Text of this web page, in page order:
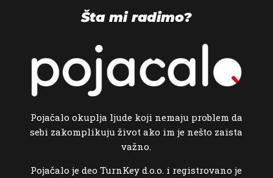
Šta mi radimo?
Pojačalo okuplja ljude koji nemaju problem da
sebi zakomplikuju život ako im je nešto zaista
važno.
Pojačalo je deo TurnKey d.o.o. i registrovano je